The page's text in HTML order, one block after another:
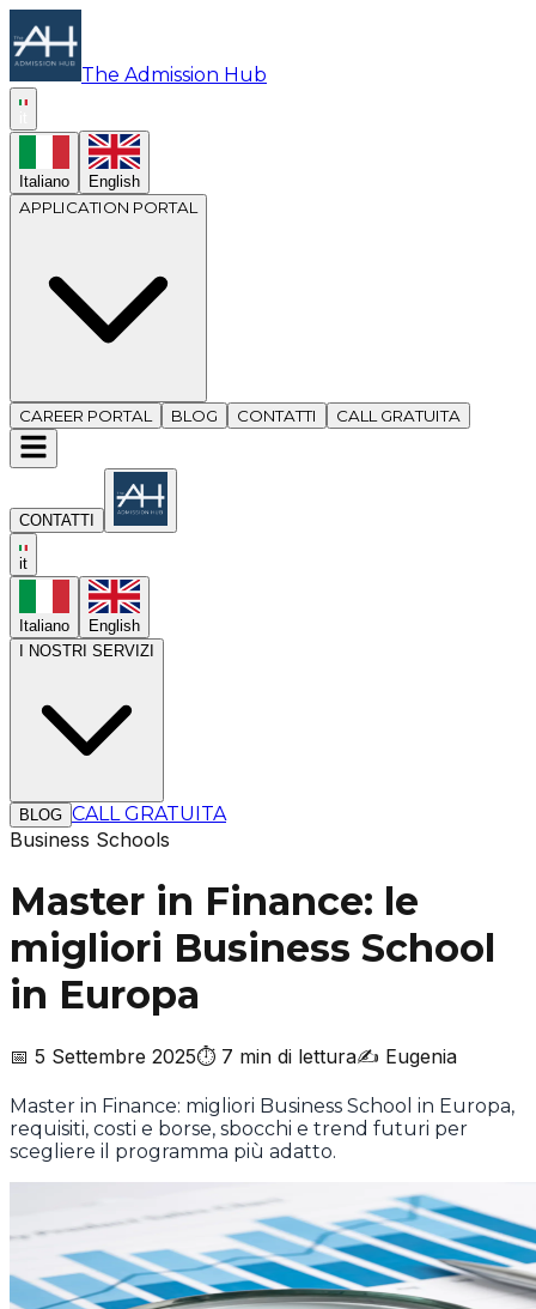
The Admission Hub
Italiano English
APPLICATION PORTAL
CAREER PORTAL BLOG CONTATTI CALL GRATUITA
CONTATTI
it
Italiano
English
I NOSTRI SERVIZI
BLOG CALL GRATUITA
Business Schools
Master in Finance: le
migliori Business School
in Europa
📅 5 Settembre 2025⏱️ 7 min di lettura✍️ Eugenia
Master in Finance: migliori Business School in Europa,
requisiti, costi e borse, sbocchi e trend futuri per
scegliere il programma più adatto.